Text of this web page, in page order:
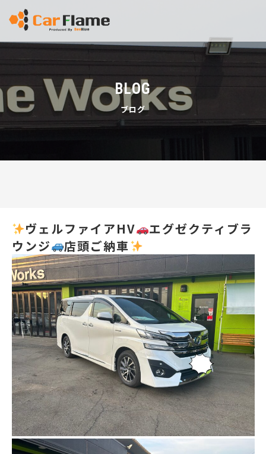
BLOG
ブログ
ヴェルファイアHV
エグゼクティブラ
ウンジ
店頭ご納車